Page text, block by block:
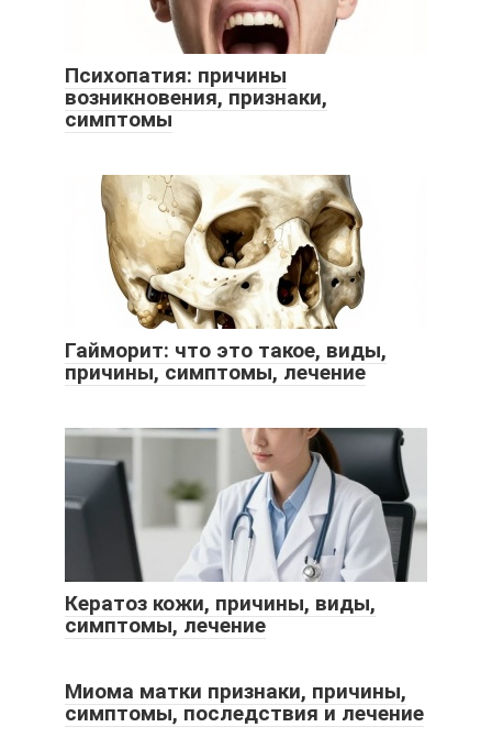
Психопатия: причины
возникновения, признаки,
симптомы
Гайморит: что это такое, виды,
причины, симптомы, лечение
Кератоз кожи, причины, виды,
симптомы, лечение
Миома матки признаки, причины,
симптомы, последствия и лечение